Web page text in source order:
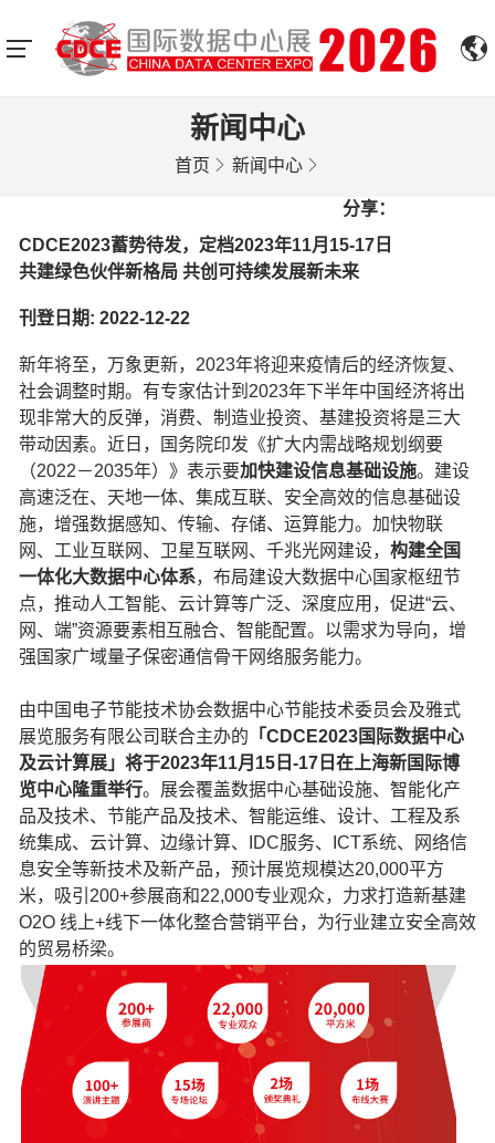
新闻中心
首页 新闻中心
分享：
CDCE2023蓄势待发，定档2023年11月15-17日
共建绿色伙伴新格局 共创可持续发展新未来
刊登日期: 2022-12-22
新年将至，万象更新，2023年将迎来疫情后的经济恢复、
社会调整时期。有专家估计到2023年下半年中国经济将出
现非常大的反弹，消费、制造业投资、基建投资将是三大
带动因素。近日，国务院印发《扩大内需战略规划纲要
（2022－2035年）》表示要加快建设信息基础设施。建设
高速泛在、天地一体、集成互联、安全高效的信息基础设
施，增强数据感知、传输、存储、运算能力。加快物联
网、工业互联网、卫星互联网、千兆光网建设， 构建全国
一体化大数据中心体系，布局建设大数据中心国家枢纽节
点，推动人工智能、云计算等广泛、深度应用，促进“云、
网、端”资源要素相互融合、智能配置。以需求为导向，增
强国家广域量子保密通信骨干网络服务能力。
由中国电子节能技术协会数据中心节能技术委员会及雅式
展览服务有限公司联合主办的 「CDCE2023国际数据中心
及云计算展」将于2023年11月15日-17日在上海新国际博
览中心隆重举行。展会覆盖数据中心基础设施、智能化产
品及技术、节能产品及技术、智能运维、设计、工程及系
统集成、云计算、边缘计算、IDC服务、ICT系统、网络信
息安全等新技术及新产品，预计展览规模达20,000平方
米，吸引200+参展商和22,000专业观众，力求打造新基建
O2O 线上+线下一体化整合营销平台，为行业建立安全高效
的贸易桥梁。